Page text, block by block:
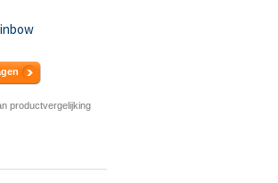
productvergelijking